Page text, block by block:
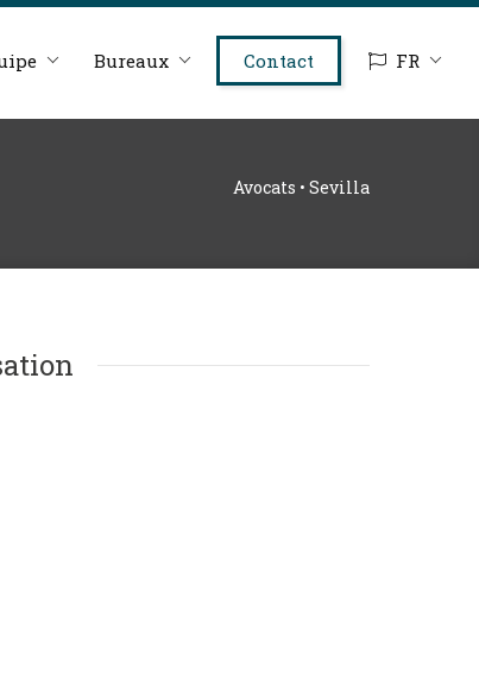
Bureaux Contact FR
Avocats • Sevilla